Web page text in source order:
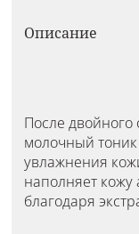
Описание
После
молочный
увлажнения
наполняет кожу
благодаря